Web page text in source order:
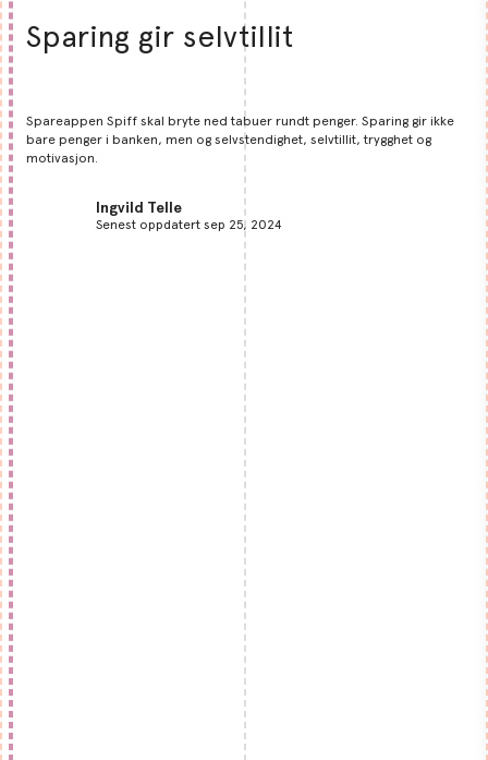
Sparing gir selvtillit
Spareappen Spiff skal bryte ned tabuer rundt penger. Sparing gir ikke
bare penger i banken, men og selvstendighet, selvtillit, trygghet og
motivasjon.
Ingvild Telle
Senest oppdatert sep 25, 2024